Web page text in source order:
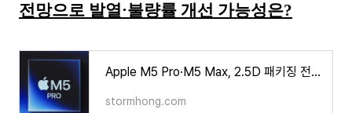
전망으로 발열·불량률 개선 가능성은?
Apple M5 Pro·M5 Max, 2.5D 패키징 전환 전망으로 발열·불량률 개선 가능성은?
stormhong.com